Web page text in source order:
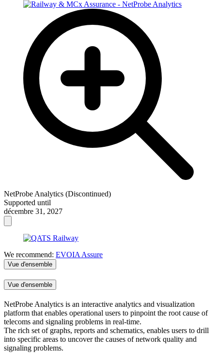
NetProbe Analytics (Discontinued)
Supported until
décembre 31, 2027
We recommend: EVOIA Assure
Vue d'ensemble
Vue d'ensemble
NetProbe Analytics is an interactive analytics and visualization
platform that enables operational users to pinpoint the root cause of
telecoms and signaling problems in real-time.
The rich set of graphs, reports and schematics, enables users to drill
into specific areas to uncover the causes of network quality and
signaling problems.